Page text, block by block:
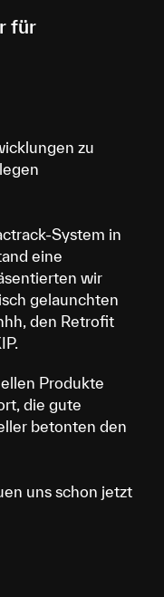
für
zu
System in
eine
wir
gelaunchten
den Retrofit
Produkte
die gute
betonten den
uns schon jetzt